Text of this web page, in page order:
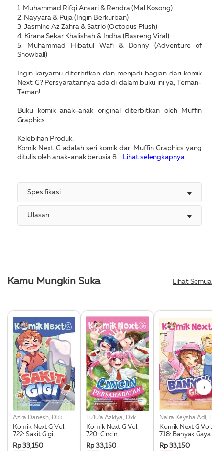
1. Muhammad Rifqi Ansari & Rendra (Mal Kosong)
2. Nayyara & Puja (Ingin Berkurban)
3. Jasmine Az Zahra & Satrio (Octopus Plush)
4. Kirana Sekar Khalishah & Indha (Basreng Viral)
5. Muhammad Hibatul Wafi & Donny (Adventure of
Snowball)
Ingin karyamu diterbitkan dan menjadi bagian dari komik
Next G? Persyaratannya ada di dalam buku ini ya, Teman-
Teman!
Buku komik anak-anak original diterbitkan oleh Muffin
Graphics.
Kelebihan Produk:
Komik Next G adalah seri komik dari Muffin Graphics yang
ditulis oleh anak-anak berusia 8... Lihat selengkapnya
Spesifikasi
Ulasan
Kamu Mungkin Suka Lihat Semua
Azka Danesh, Dkk
Komik Next G Vol.
722: Sakit Gigi
Rp 33,150
Lu'lu'a Azkiya, Dkk
Komik Next G Vol.
720: Cincin
Persahabatan
Rp 33,150
Naira Keysha Adi, Dkk
Komik Next G Vol.
718: Banyak Gaya
Rp 33,150
›